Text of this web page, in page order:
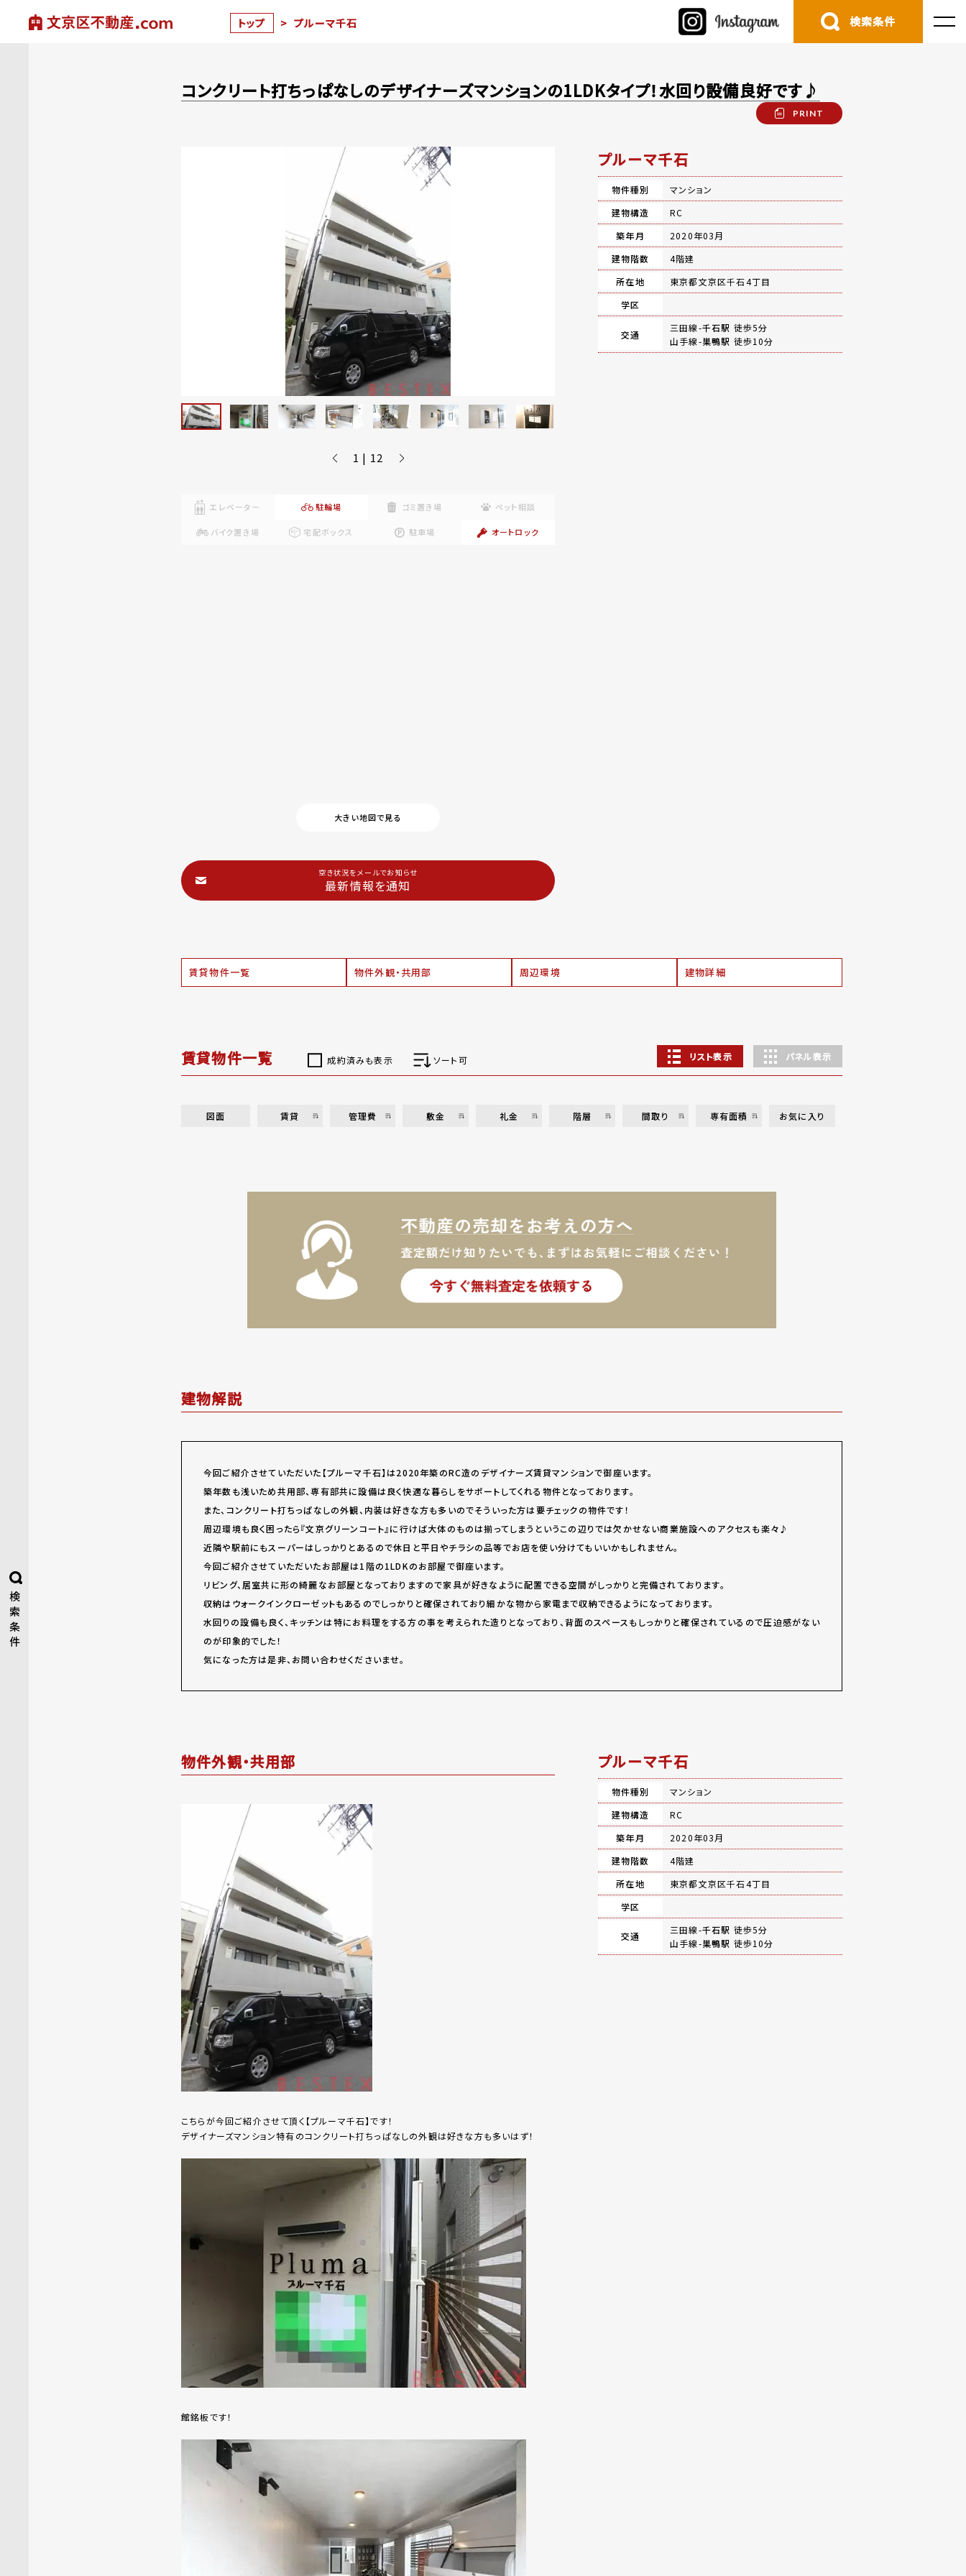
トップ > プルーマ千石 検索条件
検
索
条
件
コンクリート打ちっぱなしのデザイナーズマンションの1LDKタイプ！水回り設備良好です♪
PRINT
1 | 12
エレベーター 駐輪場 ゴミ置き場 ペット相談
バイク置き場 宅配ボックス 駐車場 オートロック
大きい地図で見る
空き状況をメールでお知らせ
最新情報を通知
賃貸物件一覧 物件外観・共用部 周辺環境 建物詳細
プルーマ千石
物件種別
マンション
建物構造
RC
築年月
2020年03月
建物階数
4階建
所在地
東京都文京区千石4丁目
学区
交通
三田線-千石駅 徒歩5分
山手線-巣鴨駅 徒歩10分
賃貸物件一覧 成約済みも表示 ソート可 リスト表示 パネル表示
図面 賃貸 管理費 敷金 礼金 階層 間取り 専有面積 お気に入り
建物解説
今回ご紹介させていただいた【プルーマ千石】は2020年築のRC造のデザイナーズ賃貸マンションで御座います。
築年数も浅いため共用部、専有部共に設備は良く快適な暮らしをサポートしてくれる物件となっております。
また、コンクリート打ちっぱなしの外観、内装は好きな方も多いのでそういった方は要チェックの物件です！
周辺環境も良く困ったら『文京グリーンコート』に行けば大体のものは揃ってしまうというこの辺りでは欠かせない商業施設へのアクセスも楽々♪
近隣や駅前にもスーパーはしっかりとあるので休日と平日やチラシの品等でお店を使い分けてもいいかもしれません。
今回ご紹介させていただいたお部屋は1階の1LDKのお部屋で御座います。
リビング、居室共に形の綺麗なお部屋となっておりますので家具が好きなように配置できる空間がしっかりと完備されております。
収納はウォークインクローゼットもあるのでしっかりと確保されており細かな物から家電まで収納できるようになっております。
水回りの設備も良く、キッチンは特にお料理をする方の事を考えられた造りとなっており、背面のスペースもしっかりと確保されているので圧迫感がない
のが印象的でした！
気になった方は是非、お問い合わせくださいませ。
物件外観・共用部
こちらが今回ご紹介させて頂く【プルーマ千石】です！
デザイナーズマンション特有のコンクリート打ちっぱなしの外観は好きな方も多いはず！
館銘板です！
プルーマ千石
物件種別
マンション
建物構造
RC
築年月
2020年03月
建物階数
4階建
所在地
東京都文京区千石4丁目
学区
交通
三田線-千石駅 徒歩5分
山手線-巣鴨駅 徒歩10分